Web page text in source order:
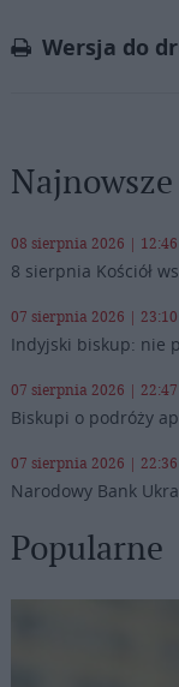
Wersja do
Najnowsze
08 sierpnia 2026 | 12:46
8 sierpnia Kościół
07 sierpnia 2026 | 23:10
Indyjski biskup: nie
07 sierpnia 2026 | 22:47
Biskupi o podróży
07 sierpnia 2026 | 22:36
Narodowy Bank
Popularne